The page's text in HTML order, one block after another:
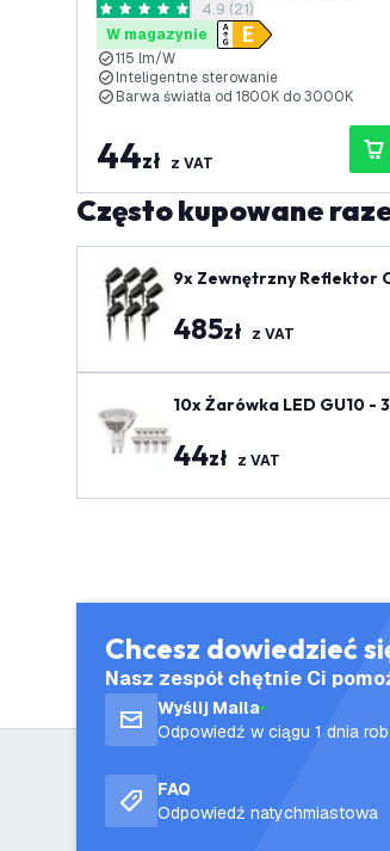
3000K
otwórz panel recenzji
4.9 Gwiazdki oceny
4.9 (21)
W magazynie
115 lm/W
Inteligentne sterowanie
Barwa światła od 1800K do 3000K
44zł z VAT
Często kupowane
9x
485zł z VAT
10x Żarówka LED GU10 -
44zł z VAT
Chcesz dowiedzieć
Nasz zespół chętnie Ci
Wyślij Maila
Odpowiedź w ciągu 1 dnia
FAQ
Odpowiedź natychmiastowa